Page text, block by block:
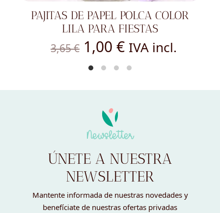
PAJITAS DE PAPEL POLCA COLOR
LILA PARA FIESTAS
3,65€ El
precio
original
era:
3,65 €.
1,00 €El
precio
actual
es:
IVA incl.
Newsletter
ÚNETE A NUESTRA
NEWSLETTER
Mantente informada de nuestras novedades y
benefíciate de nuestras ofertas privadas